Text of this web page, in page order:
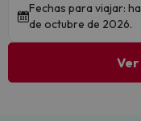
Fechas para viajar:
de octubre de 2026.